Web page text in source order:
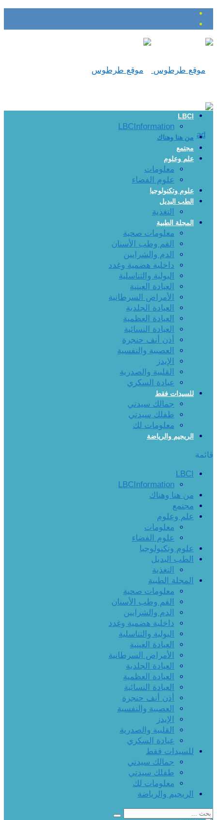
LBCI
LBCInformation
من هنا وهناك
مجتمع
علم وعلوم
معلومات
علوم الفضاء
علوم وتكنولوجيا
الطب البديل
التغذية
المجلة الطبية
معلومات صحية
الفم وطب الأسنان
الدم والشرايين
داخلية هضمية وغدد
البولية والتناسلية
العيادة العينية
الأمراض السرطانية
العيادة الجلدية
العيادة العظمية
العيادة النسائية
أذن أنف حنجرة
العصبية والنفسية
الإيدز
القلبية والصدرية
عيادة السكري
للسيدات فقط
جمالك سيدتي
طفلك سيدتي
معلومات لك
الريجيم والرياضة
قائمة
LBCI
LBCInformation
من هنا وهناك
مجتمع
علم وعلوم
معلومات
علوم الفضاء
علوم وتكنولوجيا
الطب البديل
التغذية
المجلة الطبية
معلومات صحية
الفم وطب الأسنان
الدم والشرايين
داخلية هضمية وغدد
البولية والتناسلية
العيادة العينية
الأمراض السرطانية
العيادة الجلدية
العيادة العظمية
العيادة النسائية
أذن أنف حنجرة
العصبية والنفسية
الإيدز
القلبية والصدرية
عيادة السكري
للسيدات فقط
جمالك سيدتي
طفلك سيدتي
معلومات لك
الريجيم والرياضة